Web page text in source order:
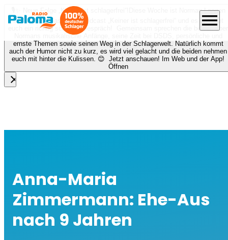
🎙️✨ Neue Folge „Keiner ist schlagerfrei“!
Diese Woche ist Norman Langen
bei Nora zu Gast beim Podcast „Keiner ist schlagerfrei“ und es erwartet
euch ein richtig schönes Gespräch! Gemeinsam sprechen die beiden über
Normans musikalische Anfänge, seine Zeit bei DSDS, persönliche und
ernste Themen sowie seinen Weg in der Schlagerwelt. Natürlich kommt
auch der Humor nicht zu kurz, es wird viel gelacht und die beiden nehmen
euch mit hinter die Kulissen. 😊 Jetzt anschauen! Im Web und der App!
Öffnen
close
menu
Anna-Maria
Zimmermann: Ehe-Aus
nach 9 Jahren